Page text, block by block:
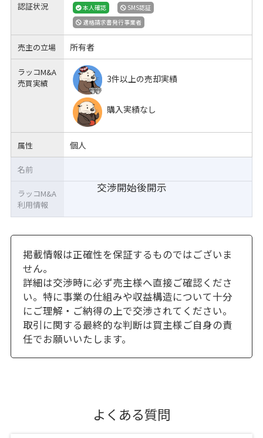
認証状況 本人確認
SMS認証
適格請求書発行事業者
売主の立場 所有者
ラッコM&A
売買実績
3件以上の売却実績
購入実績なし
属性 個人
交渉開始後開示
名前
ラッコM&A
利用情報
掲載情報は正確性を保証するものではございま
せん。
詳細は交渉時に必ず売主様へ直接ご確認くださ
い。特に事業の仕組みや収益構造について十分
にご理解・ご納得の上で交渉されてください。
取引に関する最終的な判断は買主様ご自身の責
任でお願いいたします。
よくある質問